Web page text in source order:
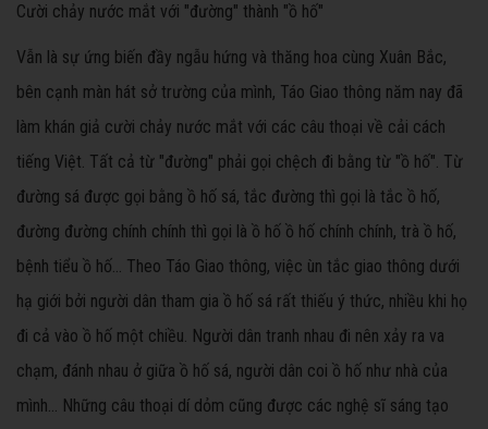
Cười chảy nước mắt với "đường" thành "ồ hố"
Vẫn là sự ứng biến đầy ngẫu hứng và thăng hoa cùng Xuân Bắc,
bên cạnh màn hát sở trường của mình, Táo Giao thông năm nay đã
làm khán giả cười chảy nước mắt với các câu thoại về cải cách
tiếng Việt. Tất cả từ "đường" phải gọi chệch đi bằng từ "ồ hố". Từ
đường sá được gọi bằng ồ hố sá, tắc đường thì gọi là tắc ồ hố,
đường đường chính chính thì gọi là ồ hố ồ hố chính chính, trà ồ hố,
bệnh tiểu ồ hố… Theo Táo Giao thông, việc ùn tắc giao thông dưới
hạ giới bởi người dân tham gia ồ hố sá rất thiếu ý thức, nhiều khi họ
đi cả vào ồ hố một chiều. Người dân tranh nhau đi nên xảy ra va
chạm, đánh nhau ở giữa ồ hố sá, người dân coi ồ hố như nhà của
mình… Những câu thoại dí dỏm cũng được các nghệ sĩ sáng tạo